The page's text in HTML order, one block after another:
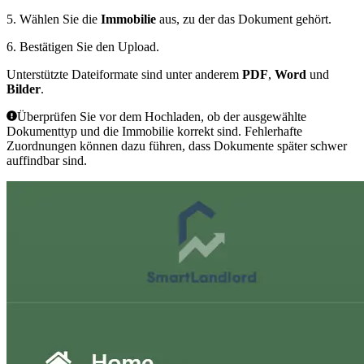
5. Wählen Sie die Immobilie aus, zu der das Dokument gehört.
6. Bestätigen Sie den Upload.
Unterstützte Dateiformate sind unter anderem PDF, Word und
Bilder.
Überprüfen Sie vor dem Hochladen, ob der ausgewählte
Dokumenttyp und die Immobilie korrekt sind. Fehlerhafte
Zuordnungen können dazu führen, dass Dokumente später schwer
auffindbar sind.